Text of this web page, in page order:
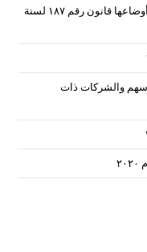
قانون التصالح في بعض مخالفات البناء وتقنين أوضاعها قانون رقم ۱۸۷ لسنة
والشركات ذات